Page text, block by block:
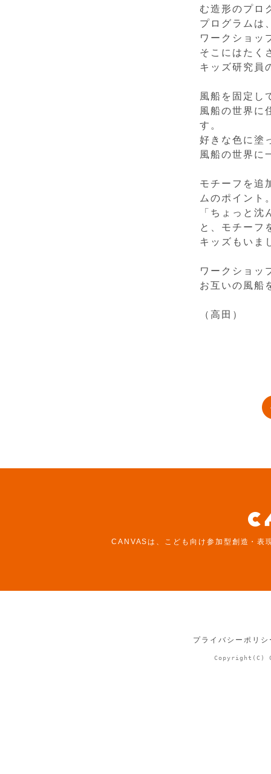
む造形のプロ
プログラムは
ワークショッ
そこにはたく
キッズ研究員
風船を固定し
風船の世界に
す。
好きな色に塗
風船の世界に
モチーフを追
ムのポイント
「ちょっと
と、モチーフ
キッズもいま
ワークショッ
お互いの風船
（高田）
CANVASは、こども向け参加型創造・表
プライバシーポリ
Copyright(C)